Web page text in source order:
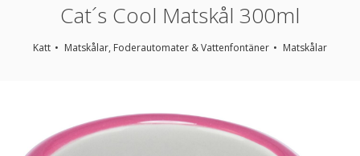
Cat´s Cool Matskål 300ml
Katt Matskålar, Foderautomater & Vattenfontäner Matskålar